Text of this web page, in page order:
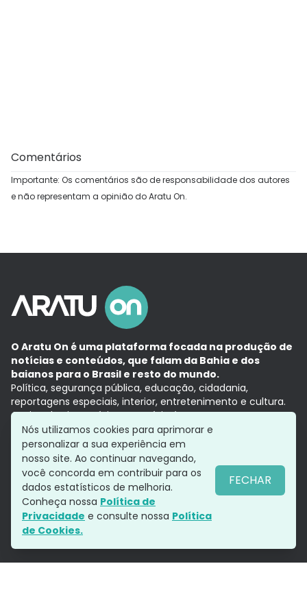
Comentários
Importante: Os comentários são de responsabilidade dos autores
e não representam a opinião do Aratu On.
O Aratu On é uma plataforma focada na produção de
notícias e conteúdos, que falam da Bahia e dos
baianos para o Brasil e resto do mundo.
Política, segurança pública, educação, cidadania,
reportagens especiais, interior, entretenimento e cultura.
Aqui, tudo vira notícia e a notícia é no tempo presente,
com a credibilidade do Grupo Aratu.
Grupo Aratu
Política de privacidade
Siga-nos
Nós utilizamos cookies para aprimorar e
personalizar a sua experiência em
nosso site. Ao continuar navegando,
você concorda em contribuir para os
dados estatísticos de melhoria.
Conheça nossa Política de
Privacidade e consulte nossa Política
de Cookies.
FECHAR